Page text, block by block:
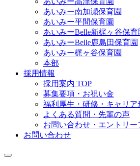
あいみー南加瀬保育園
あいみー平間保育園
あいみーBelle新梶ヶ谷保育
あいみーBelle鹿島田保育園
あいみー梶ヶ谷保育園
本部
採用情報
採用案内 TOP
募集要項・お祝い金
福利厚生・研修・キャリア
よくある質問・先輩の声
お問い合わせ・エントリー
お問い合わせ